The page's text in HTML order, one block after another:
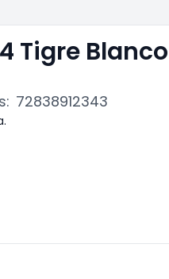
Tigre Blanco
72838912343